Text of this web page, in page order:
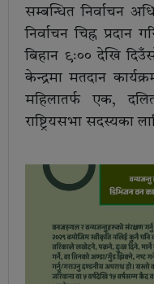
सम्बन्धित निर्वाचन
निर्वाचन चिह्न
बिहान ९ः०० देखि
केन्द्रमा मतदान
महिलातर्फ एक,
राष्ट्रियसभा सदस्यका